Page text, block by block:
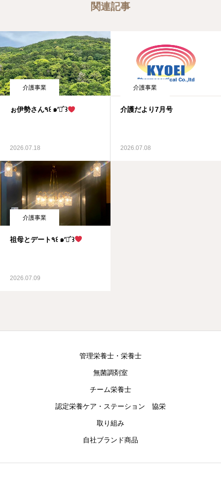
関連記事
介護事業
ぉ伊勢さん٩꒰ ๑′◡͐`꒱
2026.07.18
介護事業
介護だより7月号
2026.07.08
介護事業
祖母とデート٩꒰ ๑′◡͐`꒱
2026.07.09
管理栄養士・栄養士
無菌調剤室
チーム栄養士
認定栄養ケア・ステーション 協栄
取り組み
自社ブランド商品